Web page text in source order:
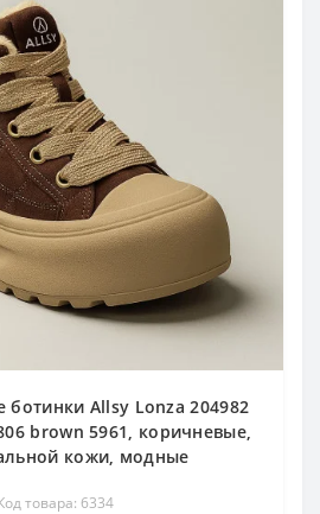
Allsy Lonza 204982
brown 5961, коричневые,
кожи, модные
товара: 6334